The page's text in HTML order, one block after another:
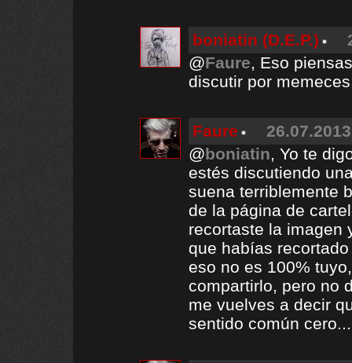
boniatin (D.E.P.)
@Faure, Eso
discutir por
Faure
@boniatin, Yo te
estés discutiendo
suena terriblemente
de la página de
recortaste la imagen
que habías
eso no es 100%
compartirlo, pero no
me vuelves a decir
sentido común cero...